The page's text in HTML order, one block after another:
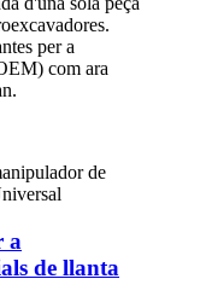
per a
com ara
a
de llanta